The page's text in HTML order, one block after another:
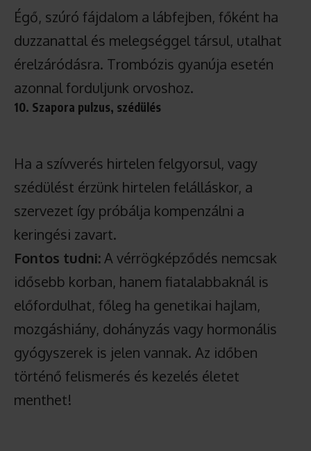
Égő, szúró fájdalom a lábfejben, főként ha
duzzanattal és melegséggel társul, utalhat
érelzáródásra. Trombózis gyanúja esetén
azonnal forduljunk orvoshoz.
10. Szapora pulzus, szédülés
Ha a szívverés hirtelen felgyorsul, vagy
szédülést érzünk hirtelen felálláskor, a
szervezet így próbálja kompenzálni a
keringési zavart.
Fontos tudni: A vérrögképződés nemcsak
idősebb korban, hanem fiatalabbaknál is
előfordulhat, főleg ha genetikai hajlam,
mozgáshiány, dohányzás vagy hormonális
gyógyszerek is jelen vannak. Az időben
történő felismerés és kezelés életet
menthet!